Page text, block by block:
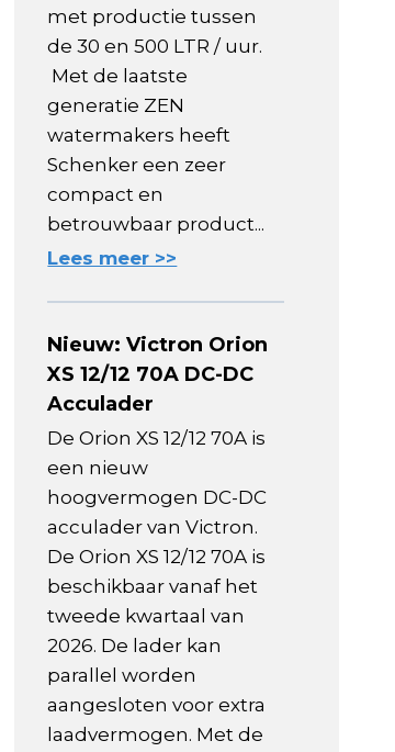
met productie tussen
de 30 en 500 LTR / uur.
Met de laatste
generatie ZEN
watermakers heeft
Schenker een zeer
compact en
betrouwbaar product...
Lees meer >>
Nieuw: Victron Orion
XS 12/12 70A DC-DC
Acculader
De Orion XS 12/12 70A is
een nieuw
hoogvermogen DC-DC
acculader van Victron.
De Orion XS 12/12 70A is
beschikbaar vanaf het
tweede kwartaal van
2026. De lader kan
parallel worden
aangesloten voor extra
laadvermogen. Met de